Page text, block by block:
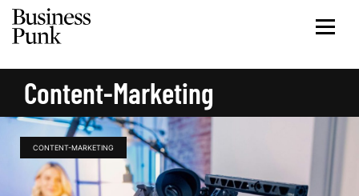
Content-Marketing
CONTENT-MARKETING